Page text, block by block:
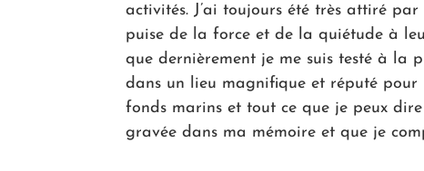
activités. J’ai toujours été très attiré
puise de la force et de la quiétude à
que dernièrement je me suis testé à la
dans un lieu magnifique et réputé pour
fonds marins et tout ce que je peux dire
gravée dans ma mémoire et que je